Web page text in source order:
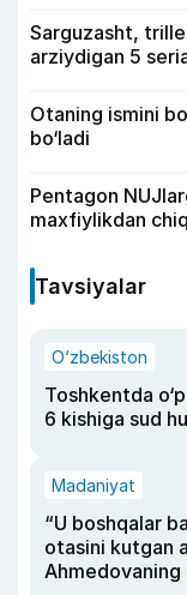
Sarguzasht,
arziydigan 5
Otaning ismini
bo‘ladi
Pentagon
maxfiylikdan
Tavsiyalar
O‘zbekiston
Toshkentda
6 kishiga sud
Madaniyat
“U boshqalar
otasini kutgan
Ahmedovaning